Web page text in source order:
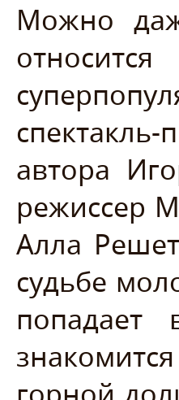
Можно
автора
режиссер
Алла
судьбе